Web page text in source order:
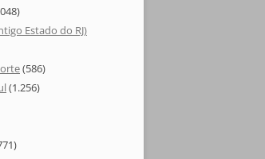
Estado do RJ)
(586)
(1.256)